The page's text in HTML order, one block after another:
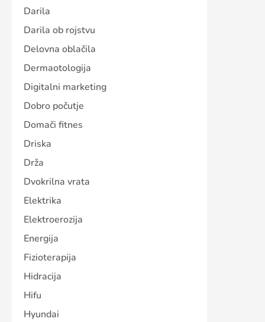
Darila
Darila ob rojstvu
Delovna oblačila
Dermaotologija
Digitalni marketing
Dobro počutje
Domači fitnes
Driska
Drža
Dvokrilna vrata
Elektrika
Elektroerozija
Energija
Fizioterapija
Hidracija
Hifu
Hyundai